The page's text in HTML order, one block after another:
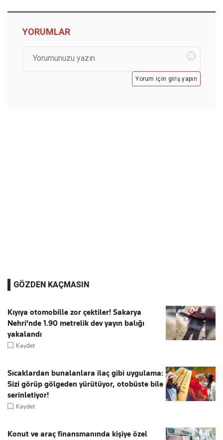
YORUMLAR
Yorum için giriş yapın
GÖZDEN KAÇMASIN
Kıyıya otomobille zor çektiler! Sakarya
Nehri'nde 1.90 metrelik dev yayın balığı
yakalandı
Kaydet
Sıcaklardan bunalanlara ilaç gibi uygulama:
Sizi görüp gölgeden yürütüyor, otobüste bile
serinletiyor!
Kaydet
Konut ve araç finansmanında kişiye özel